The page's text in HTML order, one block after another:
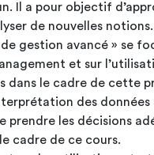
Il a pour objectif
de nouvelles notions.
gestion avancé » se
et sur
dans le cadre de cette
des
prendre les décisions
cadre de ce cours.